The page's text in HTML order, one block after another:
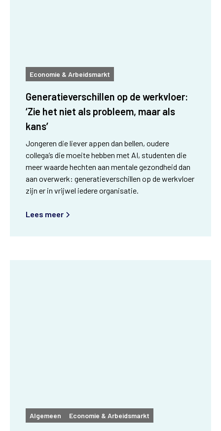
Generatieverschillen op de werkvloer:
‘Zie het niet als probleem, maar als
kans’
Economie & Arbeidsmarkt
Jongeren die liever appen dan bellen, oudere
collega’s die moeite hebben met AI, studenten die
meer waarde hechten aan mentale gezondheid dan
aan overwerk: generatieverschillen op de werkvloer
zijn er in vrijwel iedere organisatie.
Lees meer
Algemeen Economie & Arbeidsmarkt